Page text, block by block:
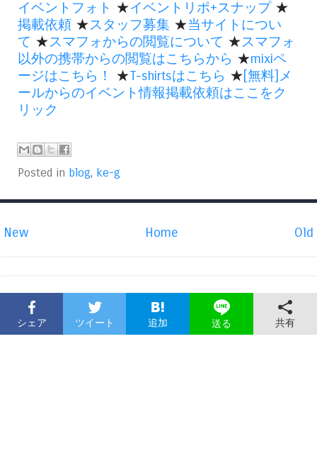
イベントフォト ★イベントリポ+スナップ★
掲載依頼 ★スタッフ募集 ★当サイトについ
て ★スマフォからの閲覧について ★スマフォ
以外の携帯からの閲覧はこちらから ★mixiペ
ージはこちら！
★T-shirtsはこちら ★[無料]メ
ールからのイベント情報掲載依頼はここをク
リック
Posted in blog, ke-g
New Old
Home
シェア ツイート 追加 送る 共有